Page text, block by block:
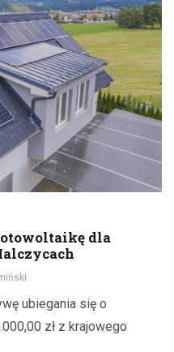
dla
ubiegania się o
zł z krajowego